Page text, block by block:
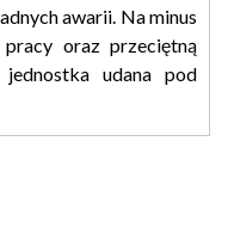
awarii. Na minus
oraz przeciętną
udana pod